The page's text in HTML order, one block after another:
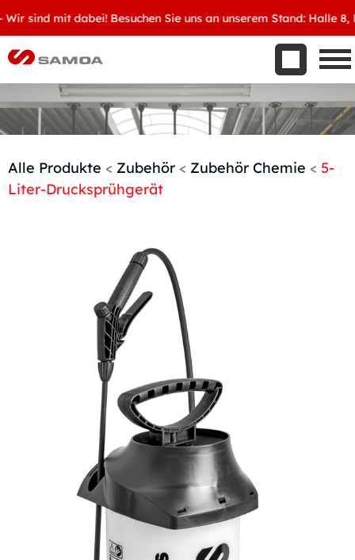
sind mit dabei! Besuchen Sie uns an unserem Stand: Halle 8,
Aktuelles
Kontakt
Handelspartner werden
Alle Produkte < Zubehör < Zubehör Chemie < 5-
Liter-Drucksprühgerät